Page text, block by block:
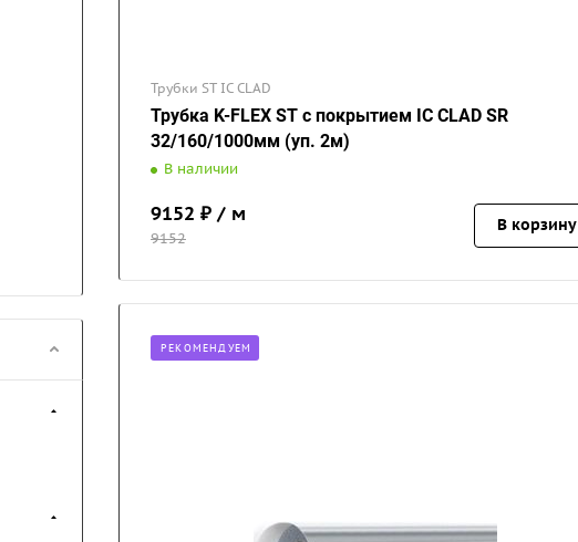
Трубки ST IC CLAD
Трубка K-FLEX ST с покрытием IC CLAD SR
32/160/1000мм (уп. 2м)
В наличии
9152 ₽ / м
9152
В корзину
РЕКОМЕНДУЕМ